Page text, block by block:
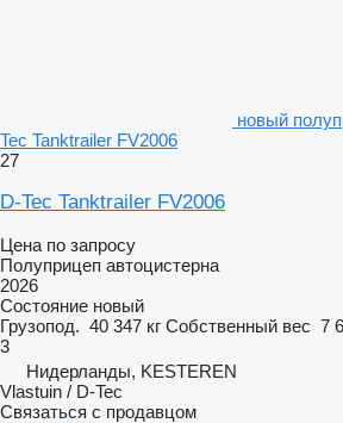
новый
Tec Tanktrailer FV2006
27
D-Tec Tanktrailer FV2006
Цена по запросу
Полуприцеп автоцистерна
2026
Состояние новый
Грузопод. 40 347 кг Собственный вес 7
3
Нидерланды, KESTEREN
Vlastuin / D-Tec
Связаться с продавцом